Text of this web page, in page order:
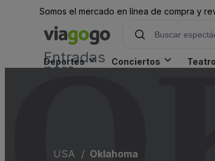
Somos el mercado en línea de compra y
Entradas
para
de
Deportes Conciertos Teatro
USA Oklahoma